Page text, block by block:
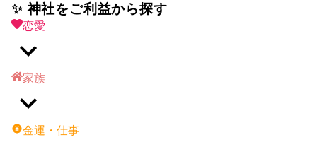
✨ 神社をご利益から探す
恋愛
家族
金運・仕事